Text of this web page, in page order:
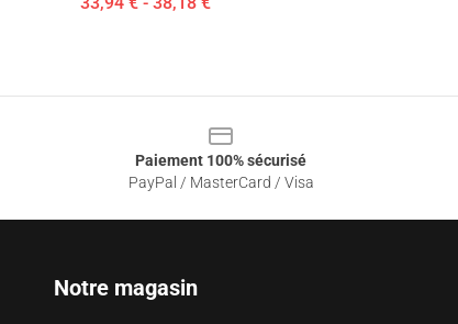
Paiement 100% sécurisé
PayPal / MasterCard / Visa
Notre magasin